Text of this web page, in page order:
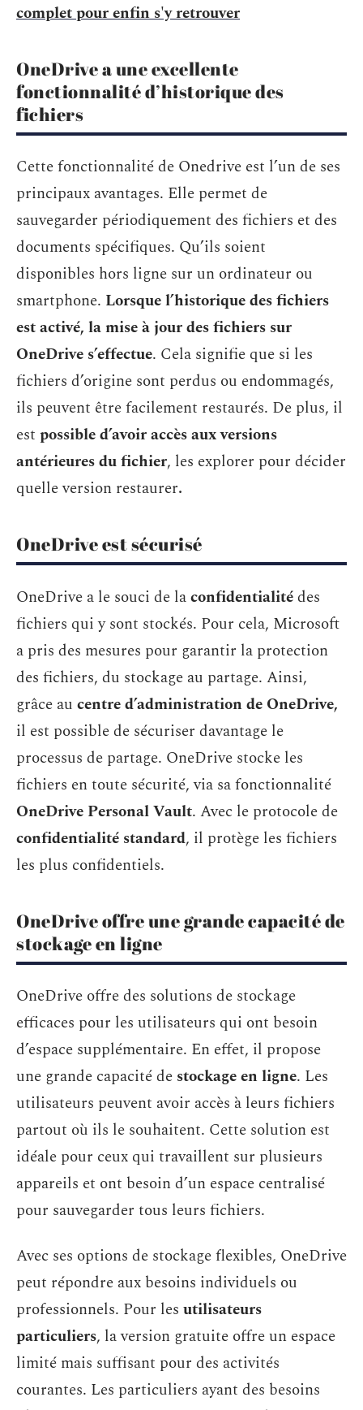
complet pour enfin s'y retrouver
OneDrive a une excellente
fonctionnalité d’historique des
fichiers
Cette fonctionnalité de Onedrive est l’un de ses
principaux avantages. Elle permet de
sauvegarder périodiquement des fichiers et des
documents spécifiques. Qu’ils soient
disponibles hors ligne sur un ordinateur ou
smartphone. Lorsque l’historique des fichiers
est activé, la mise à jour des fichiers sur
OneDrive s’effectue. Cela signifie que si les
fichiers d’origine sont perdus ou endommagés,
ils peuvent être facilement restaurés. De plus, il
est possible d’avoir accès aux versions
antérieures du fichier, les explorer pour décider
quelle version restaurer.
OneDrive est sécurisé
OneDrive a le souci de laconfidentialitédes
fichiers qui y sont stockés. Pour cela, Microsoft
a pris des mesures pour garantir la protection
des fichiers, du stockage au partage. Ainsi,
grâce au centre d’administration de OneDrive,
il est possible de sécuriser davantage le
processus de partage. OneDrive stocke les
fichiers en toute sécurité, via sa fonctionnalité
OneDrive Personal Vault. Avec le protocole de
confidentialité standard, il protège les fichiers
les plus confidentiels.
OneDrive offre une grande capacité de
stockage en ligne
OneDrive offre des solutions de stockage
efficaces pour les utilisateurs qui ont besoin
d’espace supplémentaire. En effet, il propose
une grande capacité de stockage en ligne. Les
utilisateurs peuvent avoir accès à leurs fichiers
partout où ils le souhaitent. Cette solution est
idéale pour ceux qui travaillent sur plusieurs
appareils et ont besoin d’un espace centralisé
pour sauvegarder tous leurs fichiers.
Avec ses options de stockage flexibles, OneDrive
peut répondre aux besoins individuels ou
professionnels. Pour les utilisateurs
particuliers, la version gratuite offre un espace
limité mais suffisant pour des activités
courantes. Les particuliers ayant des besoins